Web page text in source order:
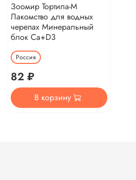
Зоомир Тортила-М
Лакомство для водных
черепах Минеральный
блок Ca+D3
Россия
82 ₽
В корзину